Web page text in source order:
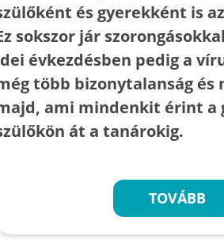
és gyerekként is
sokszor jár
évkezdésben pedig a
több bizonytalanság és
ami mindenkit érint a
át a tanárokig.
TOVÁBB